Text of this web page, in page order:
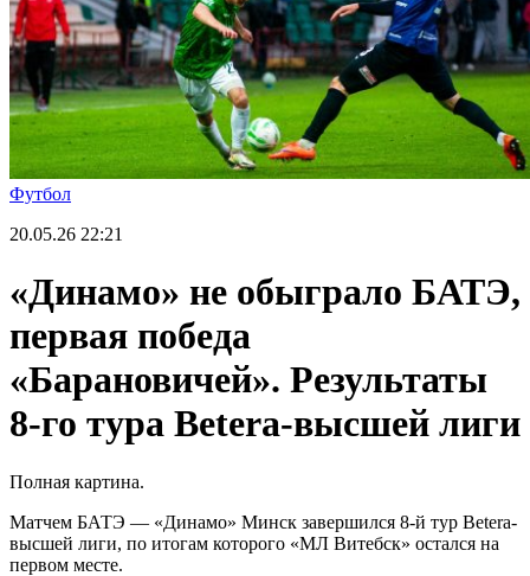
Футбол
20.05.26 22:21
«Динамо» не обыграло БАТЭ,
первая победа
«Барановичей». Результаты
8-го тура Betera-высшей лиги
Полная картина.
Матчем БАТЭ — «Динамо» Минск завершился 8-й тур Betera-
высшей лиги, по итогам которого «МЛ Витебск» остался на
первом месте.